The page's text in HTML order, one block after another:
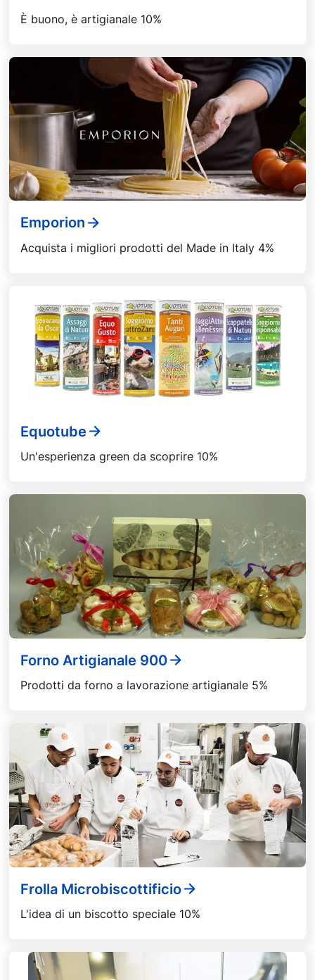
È buono, è artigianale 10%
Emporion
Acquista i migliori prodotti del Made in Italy 4%
Equotube
Un'esperienza green da scoprire 10%
Forno Artigianale 900
Prodotti da forno a lavorazione artigianale 5%
Frolla Microbiscottificio
L'idea di un biscotto speciale 10%